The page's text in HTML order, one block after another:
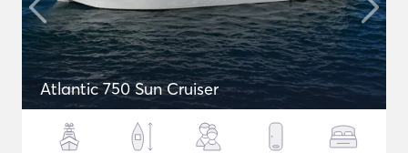
Atlantic 750 Sun Cruiser